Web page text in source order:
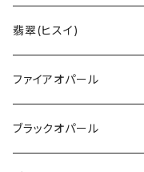
翡翠(ヒスイ)
ファイアオパール
ブラックオパール